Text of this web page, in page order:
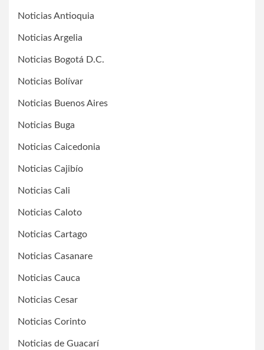
Noticias Antioquia
Noticias Argelia
Noticias Bogotá D.C.
Noticias Bolívar
Noticias Buenos Aires
Noticias Buga
Noticias Caicedonia
Noticias Cajibío
Noticias Cali
Noticias Caloto
Noticias Cartago
Noticias Casanare
Noticias Cauca
Noticias Cesar
Noticias Corinto
Noticias de Guacarí